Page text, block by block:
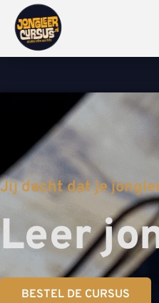
Jij dacht dat je
Leer
BESTEL DE CURSUS